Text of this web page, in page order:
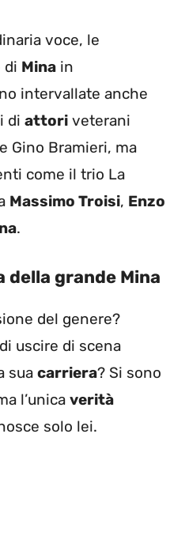
voce, le
di Mina in
intervallate anche
di attori veterani
e Gino Bramieri, ma
come il trio La
Massimo Troisi, Enzo
.
della grande Mina
del genere?
uscire di scena
sua carriera? Si sono
l’unica verità
solo lei.